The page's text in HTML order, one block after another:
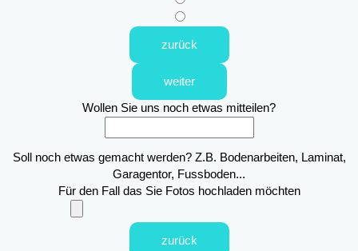
zurück
weiter
Wollen Sie uns noch etwas mitteilen?
Soll noch etwas gemacht werden? Z.B. Bodenarbeiten, Laminat,
Garagentor, Fussboden...
Für den Fall das Sie Fotos hochladen möchten
zurück